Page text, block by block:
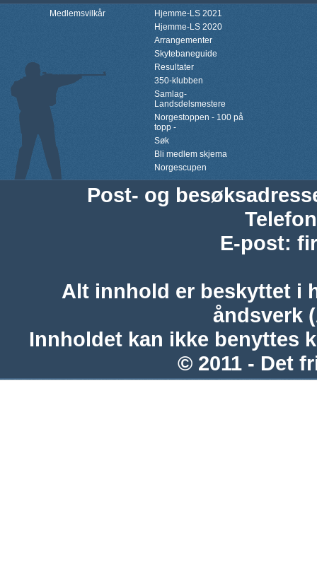
Medlemsvilkår
Hjemme-LS 2021
Hjemme-LS 2020
Arrangementer
Skytebaneguide
Resultater
350-klubben
Samlag-
Landsdelsmestere
Norgestoppen - 100 på
topp -
Søk
Bli medlem skjema
Norgescupen
Post- og
Telefon
E-post:
Alt innhold er beskyttet i
åndsverk
Innholdet kan ikke benyttes
© 2011 - Det